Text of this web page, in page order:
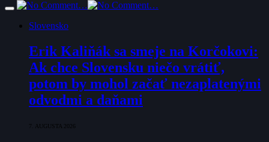
Slovensko
Erik Kaliňák sa smeje na Korčokovi:
Ak chce Slovensku niečo vrátiť,
potom by mohol začať nezaplatenými
odvodmi a daňami
7. AUGUSTA 2026